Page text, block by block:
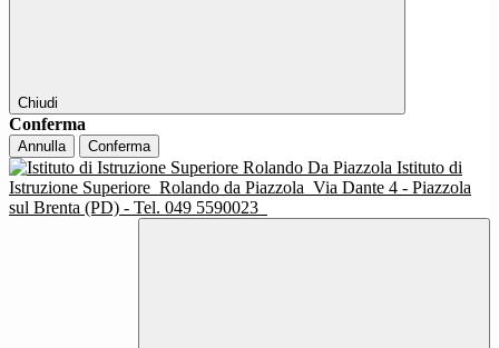
Chiudi
Conferma
Annulla Conferma
Istituto di
Istruzione Superiore Rolando da Piazzola Via Dante 4 - Piazzola
sul Brenta (PD) - Tel. 049 5590023